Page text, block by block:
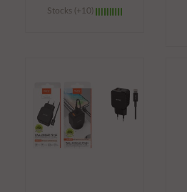
Stocks (+10)